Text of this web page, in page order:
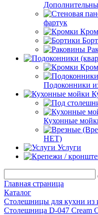
фартук
Подоконники
Кухонные
НЕТ)
Услуги
Главная страница
Каталог
Столешницы для кухни из
Столешница D-047 Cream